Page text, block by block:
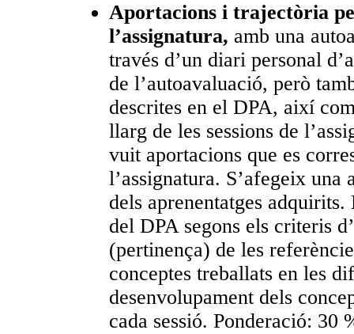
Aportacions i trajectòria
l’assignatura, amb una
través d’un diari personal
de l’autoavaluació, però
descrites en el DPA, així
llarg de les sessions de
vuit aportacions que es
l’assignatura. S’afegeix
dels aprenentatges
del DPA segons els criteris
(pertinença) de les
conceptes treballats en les
desenvolupament dels
cada sessió. Ponderació: